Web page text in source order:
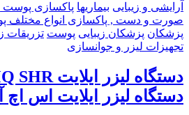
آرایشی و زیبایی بیماریها پاکسازی
صورت و دست , پاکسازی انواع مختلف
پزشکان پزشکان زیبایی پوست تزریقات
تجهیزات لیزر و جوانسازی
دستگاه لیزر ایلایت اس اچ